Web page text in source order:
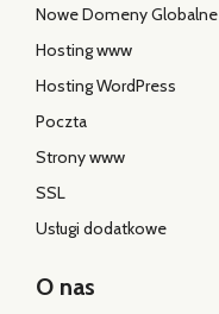
Nowe Domeny Globalne
Hosting www
Hosting WordPress
Poczta
Strony www
SSL
Usługi dodatkowe
O nas